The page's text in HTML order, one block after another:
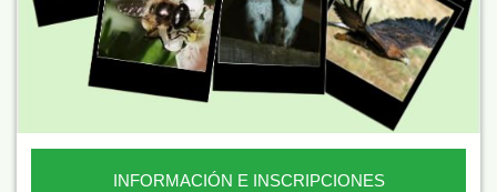
INFORMACIÓN E INSCRIPCIONES